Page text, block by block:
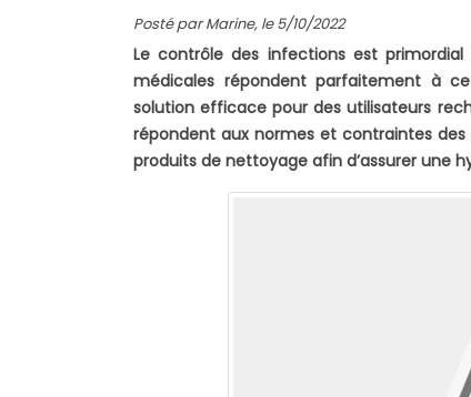
Posté par Marine, le 5/10/2022
Le contrôle des infections est primordial
médicales répondent parfaitement à
solution efficace pour des utilisateurs
répondent aux normes et contraintes
produits de nettoyage afin d’assurer une